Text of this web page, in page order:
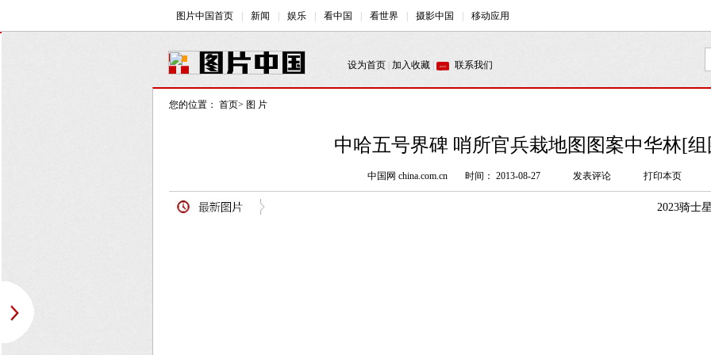
您的位置： 首页> 图 片
中哈五号界碑 哨所官兵栽地图图案中华林[
中国网 china.com.cn 时间： 2013-08-27 发表评论 打印本页